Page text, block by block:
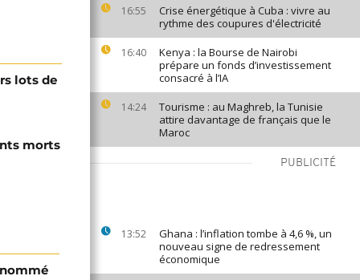
16:55
Crise énergétique à Cuba : vivre au
rythme des coupures d'électricité
16:40
Kenya : la Bourse de Nairobi
prépare un fonds d’investissement
consacré à l’IA
14:24
Tourisme : au Maghreb, la Tunisie
attire davantage de français que le
Maroc
PUBLICITÉ
13:52
Ghana : l’inflation tombe à 4,6 %, un
nouveau signe de redressement
économique
lots de
morts